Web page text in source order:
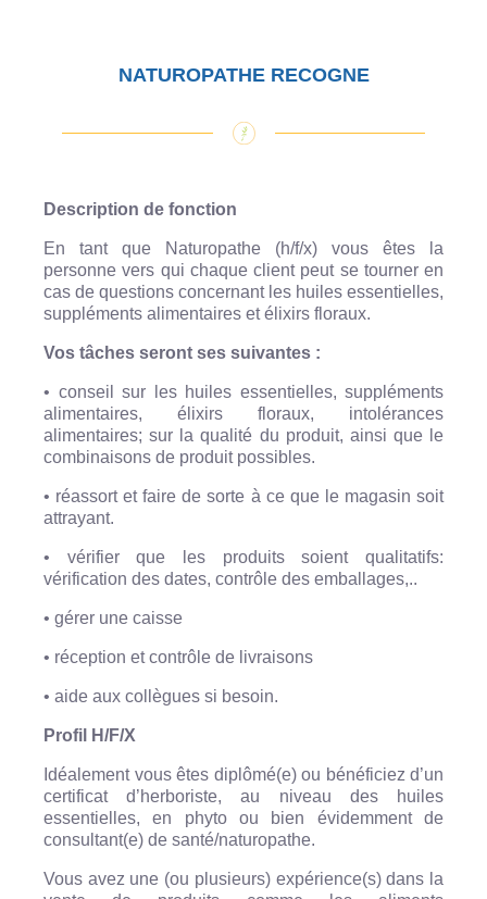
NATUROPATHE RECOGNE
Description de fonction
En tant que Naturopathe (h/f/x) vous êtes la
personne vers qui chaque client peut se tourner en
cas de questions concernant les huiles essentielles,
suppléments alimentaires et élixirs floraux.
Vos tâches seront ses suivantes :
• conseil sur les huiles essentielles, suppléments
alimentaires, élixirs floraux, intolérances
alimentaires; sur la qualité du produit, ainsi que le
combinaisons de produit possibles.
• réassort et faire de sorte à ce que le magasin soit
attrayant.
• vérifier que les produits soient qualitatifs:
vérification des dates, contrôle des emballages,..
• gérer une caisse
• réception et contrôle de livraisons
• aide aux collègues si besoin.
Profil H/F/X
Idéalement vous êtes diplômé(e) ou bénéficiez d’un
certificat d’herboriste, au niveau des huiles
essentielles, en phyto ou bien évidemment de
consultant(e) de santé/naturopathe.
Vous avez une (ou plusieurs) expérience(s) dans la